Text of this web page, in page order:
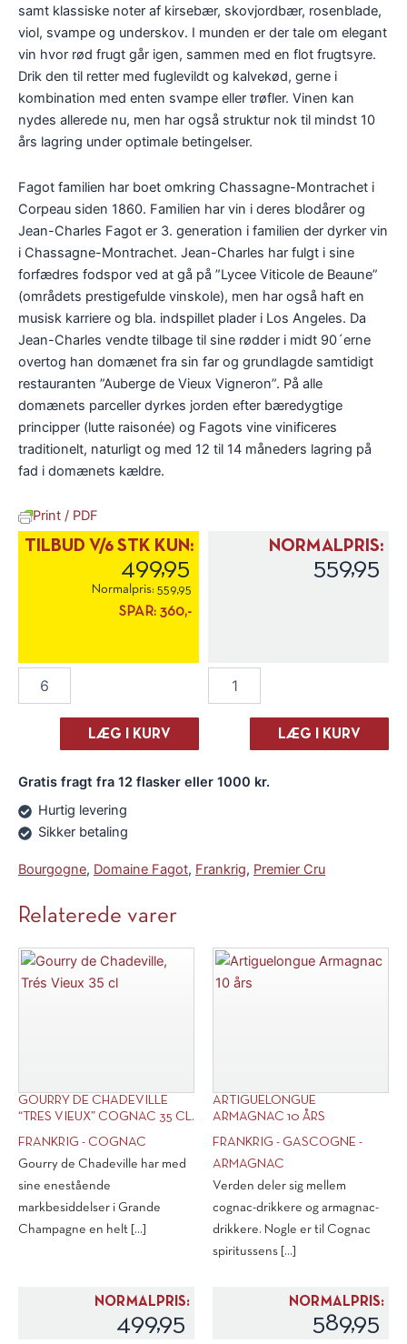
samt klassiske noter af kirsebær, skovjordbær, rosenblade,
viol, svampe og underskov. I munden er der tale om elegant
vin hvor rød frugt går igen, sammen med en flot frugtsyre.
Drik den til retter med fuglevildt og kalvekød, gerne i
kombination med enten svampe eller trøfler. Vinen kan
nydes allerede nu, men har også struktur nok til mindst 10
års lagring under optimale betingelser.
Fagot familien har boet omkring Chassagne-Montrachet i
Corpeau siden 1860. Familien har vin i deres blodårer og
Jean-Charles Fagot er 3. generation i familien der dyrker vin
i Chassagne-Montrachet. Jean-Charles har fulgt i sine
forfædres fodspor ved at gå på ”Lycee Viticole de Beaune”
(områdets prestigefulde vinskole), men har også haft en
musisk karriere og bla. indspillet plader i Los Angeles. Da
Jean-Charles vendte tilbage til sine rødder i midt 90´erne
overtog han domænet fra sin far og grundlagde samtidigt
restauranten ”Auberge de Vieux Vigneron”. På alle
domænets parceller dyrkes jorden efter bæredygtige
principper (lutte raisonée) og Fagots vine vinificeres
traditionelt, naturligt og med 12 til 14 måneders lagring på
fad i domænets kældre.
Print / PDF
TILBUD V/6 STK KUN:
499,95
Normalpris: 559,95
SPAR: 360,-
Fagot
2022
antal
LÆG I KURV
NORMALPRIS:
559,95
Fagot
2022
LÆG I KURV
Gratis fragt fra 12 flasker eller 1000 kr.
Hurtig levering
Sikker betaling
Bourgogne, Domaine Fagot, Frankrig, Premier Cru
Relaterede varer
GOURRY DE CHADEVILLE
“TRES VIEUX” COGNAC 35 CL.
FRANKRIG - COGNAC
Gourry de Chadeville har med
sine enestående
markbesiddelser i Grande
Champagne en helt [...]
NORMALPRIS:
499,95
ARTIGUELONGUE
ARMAGNAC 10 ÅRS
FRANKRIG - GASCOGNE -
ARMAGNAC
Verden deler sig mellem
cognac-drikkere og armagnac-
drikkere. Nogle er til Cognac
spiritussens [...]
NORMALPRIS:
589,95